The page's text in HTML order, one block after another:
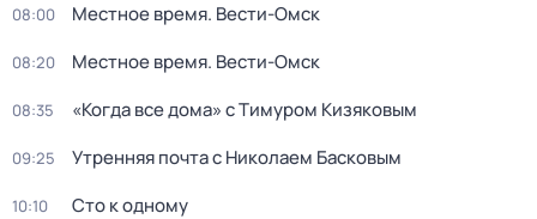
08:00 Местное время. Вести-Омск
08:20 Местное время. Вести-Омск
08:35 «Когда все дома» с Тимуром Кизяковым
09:25 Утренняя почта с Николаем Басковым
10:10 Сто к одному